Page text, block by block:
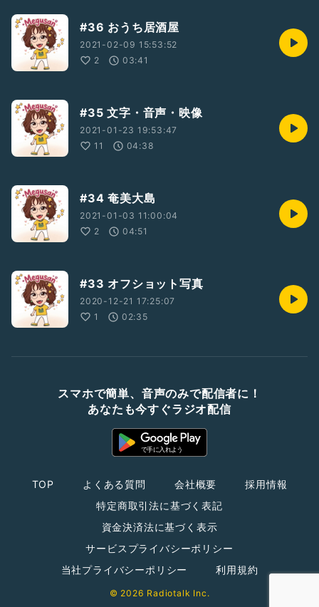
#36 おうち居酒屋
2021-02-09 15:53:52
2
03:41
#35 文字・音声・映像
2021-01-23 19:53:47
11
04:38
#34 奄美大島
2021-01-03 11:00:04
2
04:51
#33 オフショット写真
2020-12-21 17:25:07
1
02:35
スマホで簡単、音声のみで配信者に！
あなたも今すぐラジオ配信
TOP よくある質問 会社概要
採用情報
特定商取引法に基づく表記
資金決済法に基づく表示
サービスプライバシーポリシー
当社プライバシーポリシー
利用規約
© 2026 Radiotalk Inc.